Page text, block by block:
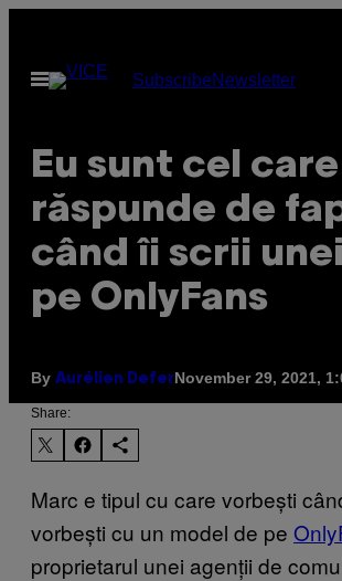
content
Open
Menu
SubscribeNewsletter
Eu sunt cel
răspunde de
când îi scrii
pe OnlyFans
By Aurélien DeferNovember 29, 2021,
Share:
Marc e tipul cu care vorbești
vorbești cu un model de pe
proprietarul unei agenții de